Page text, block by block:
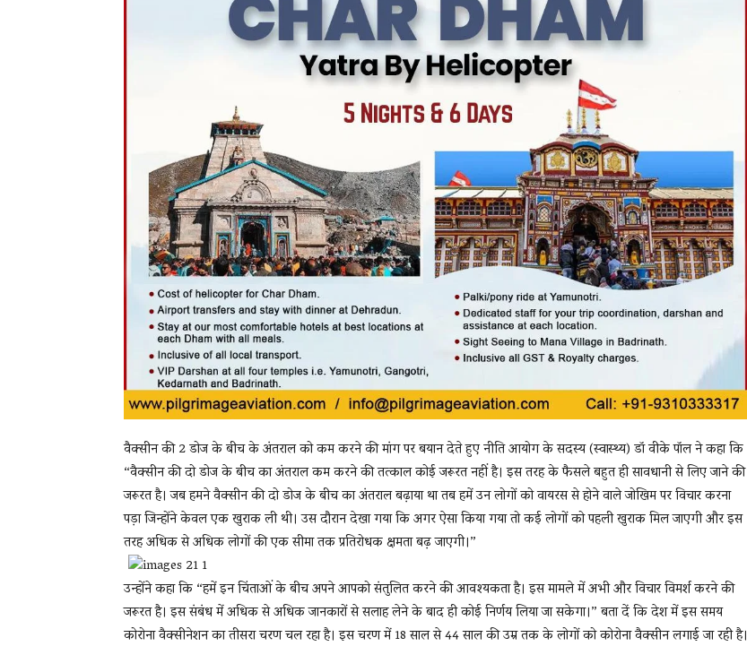
वैक्सीन की 2 डोज के बीच के अंतराल को कम करने की मांग पर बयान देते हुए नीति आयोग के सदस्‍य (स्वास्थ्य) डॉ वीके पॉल ने कहा कि
“वैक्‍सीन की दो डोज के बीच का अंतराल कम करने की तत्‍काल कोई जरूरत नहीं है। इस तरह के फैसले बहुत ही सावधानी से लिए जाने की
जरूरत है। जब हमने वैक्‍सीन की दो डोज के बीच का अंतराल बढ़ाया था तब हमें उन लोगों को वायरस से होने वाले जोखिम पर विचार करना
पड़ा जिन्होंने केवल एक खुराक ली थी। उस दौरान देखा गया कि अगर ऐसा किया गया तो कई लोगों को पहली खुराक मिल जाएगी और इस
तरह अधिक से अधिक लोगों की एक सीमा तक प्रतिरोधक क्षमता बढ़ जाएगी।”
उन्होंने कहा कि “हमें इन चिंताओं के बीच अपने आपको संतुलित करने की आवश्यकता है। इस मामले में अभी और विचार विमर्श करने की
जरूरत है। इस संबंध में अधिक से अधिक जानकारों से सलाह लेने के बाद ही कोई निर्णय लिया जा सकेगा।” बता दें कि देश में इस समय
कोरोना वैक्सीनेशन का तीसरा चरण चल रहा है। इस चरण में 18 साल से 44 साल की उम्र तक के लोगों को कोरोना वैक्सीन लगाई जा रही है।